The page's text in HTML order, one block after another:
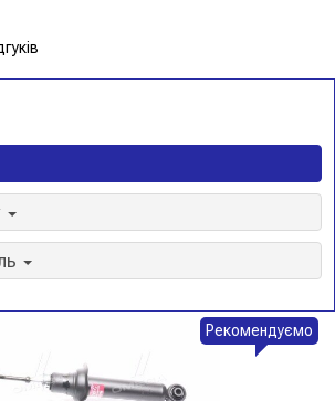
Рекомендуємо